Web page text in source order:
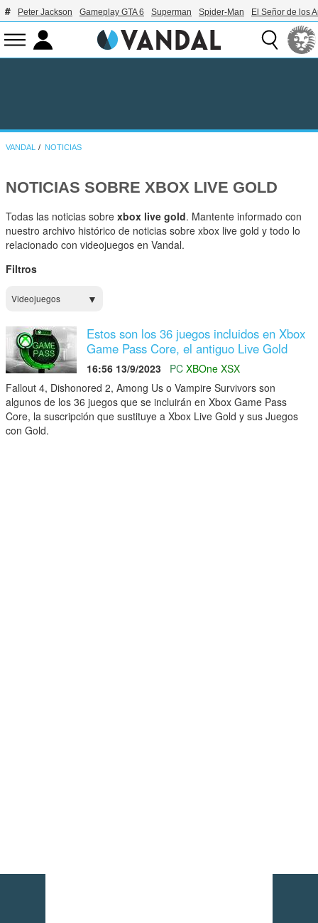
Peter Jackson Gameplay GTA 6 Superman Spider-Man El Señor de los
VANDAL NOTICIAS
NOTICIAS SOBRE XBOX LIVE GOLD
Todas las noticias sobrexbox live gold. Mantente informado con
nuestro archivo histórico de noticias sobre xbox live gold y todo lo
relacionado con videojuegos en Vandal.
Filtros
Videojuegos
Estos son los 36 juegos incluidos en Xbox
Game Pass Core, el antiguo Live Gold
16:56 13/9/2023 PC XBOne XSX
Fallout 4, Dishonored 2, Among Us o Vampire Survivors son
algunos de los 36 juegos que se incluirán en Xbox Game Pass
Core, la suscripción que sustituye a Xbox Live Gold y sus Juegos
con Gold.